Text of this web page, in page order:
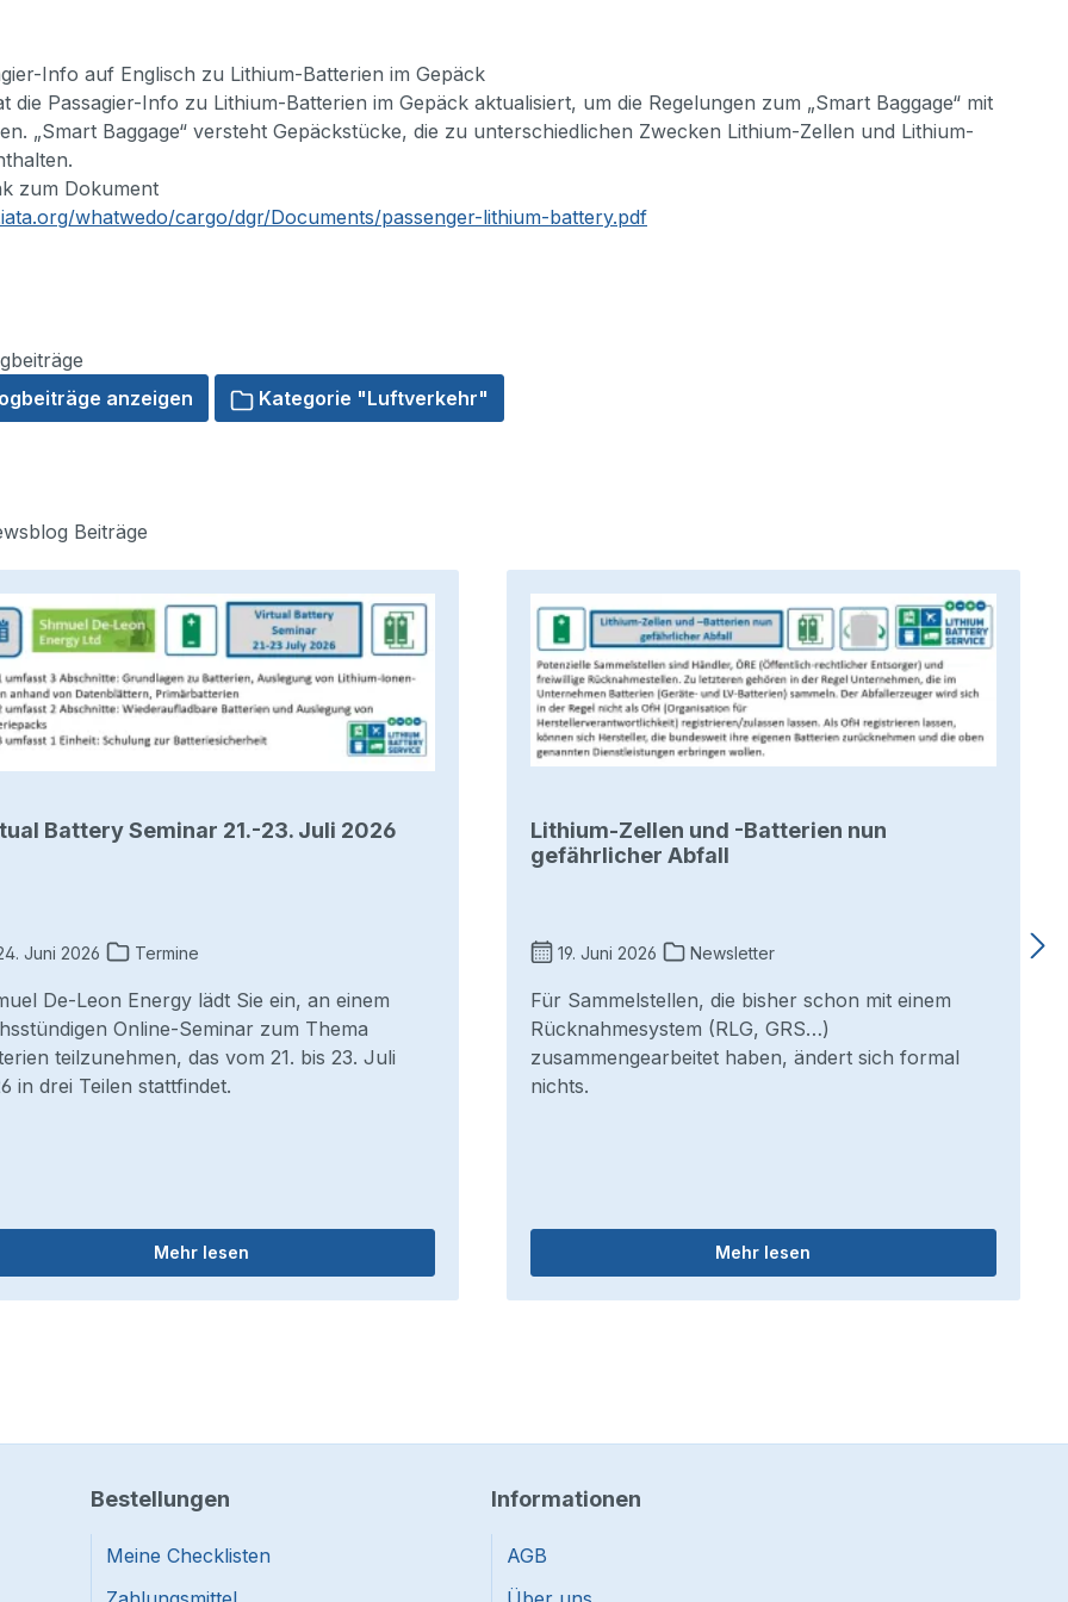
Info auf Englisch zu Lithium-Batterien im Gepäck
die Passagier-Info zu Lithium-Batterien im Gepäck aktualisiert, um die Regelungen zum „Smart Baggage“ mit
„Smart Baggage“ versteht Gepäckstücke, die zu unterschiedlichen Zwecken Lithium-Zellen und Lithium-
zum Dokument
whatwedo/cargo/dgr/Documents/passenger-lithium-battery.pdf
anzeigen
Kategorie "Luftverkehr"
Beiträge
Battery Seminar 21.-23. Juli 2026
Juni 2026 Termine
De-Leon Energy lädt Sie ein, an einem
Online-Seminar zum Thema
teilzunehmen, das vom 21. bis 23. Juli
in drei Teilen stattfindet.
Mehr lesen
Lithium-Zellen und -Batterien nun
gefährlicher Abfall
19. Juni 2026 Newsletter
Für Sammelstellen, die bisher schon mit einem
Rücknahmesystem (RLG, GRS…)
zusammengearbeitet haben, ändert sich formal
nichts.
Mehr lesen
Bestellungen
Meine Checklisten
Informationen
AGB